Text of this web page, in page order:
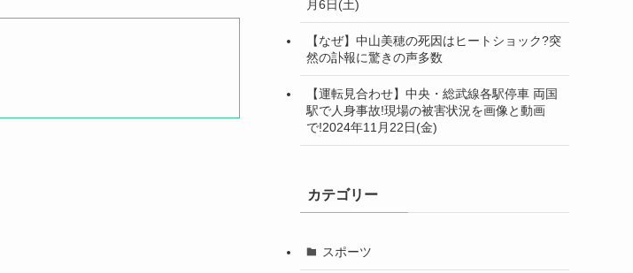
月6日(土)
【なぜ】中山美穂の死因はヒートショック?突
然の訃報に驚きの声多数
【運転見合わせ】中央・総武線各駅停車 両国
駅で人身事故!現場の被害状況を画像と動画
で!2024年11月22日(金)
カテゴリー
スポーツ